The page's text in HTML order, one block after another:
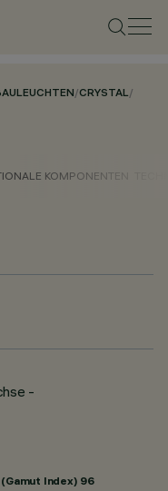
/CRYSTAL/
KOMPONENTEN
-
Index) 96